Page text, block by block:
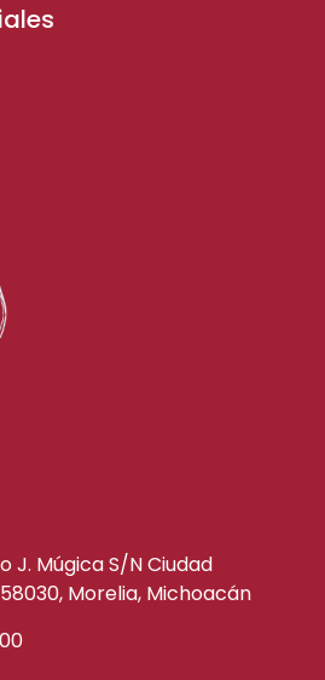
J. Múgica S/N Ciudad
Morelia, Michoacán